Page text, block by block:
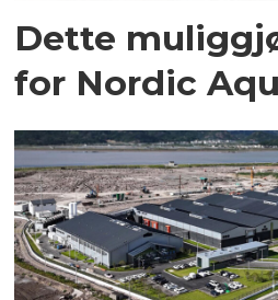
Dette
for Nordic